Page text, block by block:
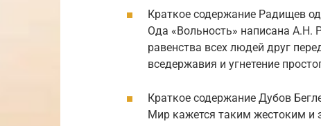
Краткое содержание Радищев
Ода «Вольность» написана А.Н.
равенства всех людей друг
вседержавия и угнетение
Краткое содержание Дубов
Мир кажется таким жестоким и